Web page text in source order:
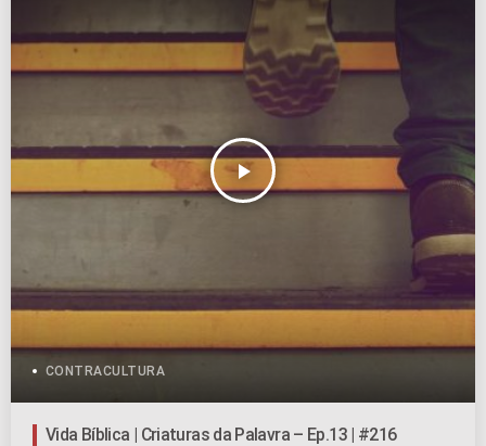
play_arrow
CONTRACULTURA
Vida Bíblica | Criaturas da Palavra – Ep.13 | #216